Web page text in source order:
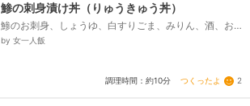
鯵の刺身漬け丼（りゅうきゅう丼）
鯵のお刺身、しょうゆ、白すりごま、みりん、酒、お
ろししょうが（しょうがチューブ）、大葉、みょう
by 女一人飯
調理時間：約10分 つくったよ 2